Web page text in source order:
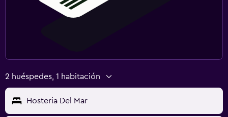
2 huéspedes, 1 habitación
Hosteria Del Mar